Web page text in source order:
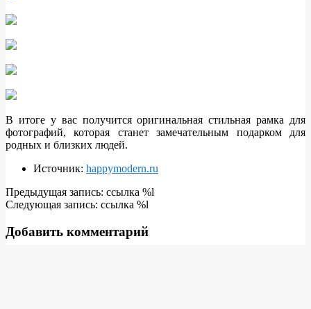
В итоге у вас получится оригинальная стильная рамка для
фотографий, которая станет замечательным подарком для
родных и близких людей.
Источник: happymodern.ru
2018-
09-
Предыдущая запись: ссылка %l
Следующая запись: ссылка %l
Добавить комментарий